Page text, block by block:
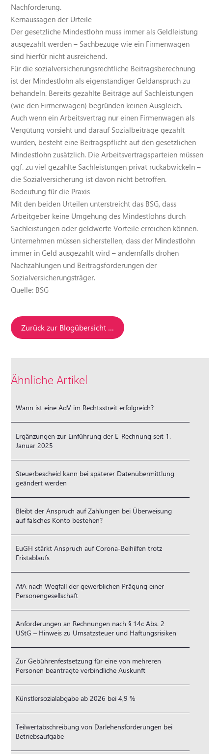
Nachforderung.
Kernaussagen der Urteile
Der gesetzliche Mindestlohn muss immer als Geldleistung
ausgezahlt werden – Sachbezüge wie ein Firmenwagen
sind hierfür nicht ausreichend.
Für die sozialversicherungsrechtliche Beitragsberechnung
ist der Mindestlohn als eigenständiger Geldanspruch zu
behandeln. Bereits gezahlte Beiträge auf Sachleistungen
(wie den Firmenwagen) begründen keinen Ausgleich.
Auch wenn ein Arbeitsvertrag nur einen Firmenwagen als
Vergütung vorsieht und darauf Sozialbeiträge gezahlt
wurden, besteht eine Beitragspflicht auf den gesetzlichen
Mindestlohn zusätzlich. Die Arbeitsvertragsparteien müssen
ggf. zu viel gezahlte Sachleistungen privat rückabwickeln –
die Sozialversicherung ist davon nicht betroffen.
Bedeutung für die Praxis
Mit den beiden Urteilen unterstreicht das BSG, dass
Arbeitgeber keine Umgehung des Mindestlohns durch
Sachleistungen oder geldwerte Vorteile erreichen können.
Unternehmen müssen sicherstellen, dass der Mindestlohn
immer in Geld ausgezahlt wird – andernfalls drohen
Nachzahlungen und Beitragsforderungen der
Sozialversicherungsträger.
Quelle: BSG
Zurück zur Blogübersicht …
Ähnliche Artikel
Wann ist eine AdV im Rechtsstreit erfolgreich?
Ergänzungen zur Einführung der E-Rechnung seit 1.
Januar 2025
Steuerbescheid kann bei späterer Datenübermittlung
geändert werden
Bleibt der Anspruch auf Zahlungen bei Überweisung
auf falsches Konto bestehen?
EuGH stärkt Anspruch auf Corona-Beihilfen trotz
Fristablaufs
AfA nach Wegfall der gewerblichen Prägung einer
Personengesellschaft
Anforderungen an Rechnungen nach § 14c Abs. 2
UStG – Hinweis zu Umsatzsteuer und Haftungsrisiken
Zur Gebührenfestsetzung für eine von mehreren
Personen beantragte verbindliche Auskunft
Künstlersozialabgabe ab 2026 bei 4,9 %
Teilwertabschreibung von Darlehensforderungen bei
Betriebsaufgabe